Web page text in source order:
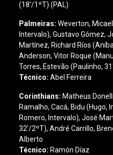
(18'/1ºT) (PAL)
Palmeiras: Weverton,
Intervalo), Gustavo Gómez,
Martínez, Richard Ríos
Anderson, Vitor Roque
Torres, Estevão (Paulinho,
Técnico: Abel Ferreira
Corinthians: Matheus
Ramalho, Cacá, Bidu (Hugo,
Romero, Intervalo), José
32'/2ºT), André Carrillo,
Alberto
Técnico: Ramón Díaz